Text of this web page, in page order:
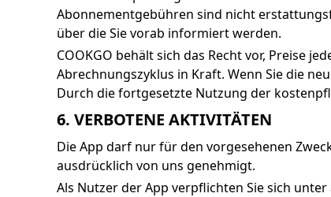
Abonnementgebühren sind nicht
über die Sie vorab informiert werden.
COOKGO behält sich das Recht vor, Preise
Abrechnungszyklus in Kraft. Wenn Sie die
Durch die fortgesetzte Nutzung der
6. VERBOTENE AKTIVITÄTEN
Die App darf nur für den vorgesehenen
ausdrücklich von uns genehmigt.
Als Nutzer der App verpflichten Sie sich